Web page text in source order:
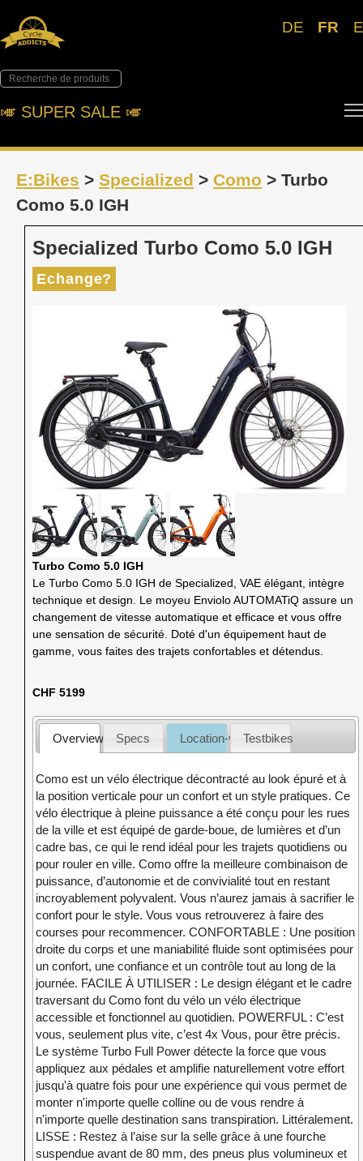
DE FR
🎺︎ SUPER SALE 🎺︎
E:Bikes > Specialized > Como > Turbo
Como 5.0 IGH
Specialized Turbo Como 5.0 IGH
Echange?
Turbo Como 5.0 IGH
Le Turbo Como 5.0 IGH de Specialized, VAE élégant, intègre
technique et design. Le moyeu Enviolo AUTOMATiQ assure un
changement de vitesse automatique et efficace et vous offre
une sensation de sécurité. Doté d'un équipement haut de
gamme, vous faites des trajets confortables et détendus.
CHF 5199
Overview Specs Location-venteTestbikes
Como est un vélo électrique décontracté au look épuré et à
la position verticale pour un confort et un style pratiques. Ce
vélo électrique à pleine puissance a été conçu pour les rues
de la ville et est équipé de garde-boue, de lumières et d’un
cadre bas, ce qui le rend idéal pour les trajets quotidiens ou
pour rouler en ville. Como offre la meilleure combinaison de
puissance, d’autonomie et de convivialité tout en restant
incroyablement polyvalent. Vous n’aurez jamais à sacrifier le
confort pour le style. Vous vous retrouverez à faire des
courses pour recommencer. CONFORTABLE : Une position
droite du corps et une maniabilité fluide sont optimisées pour
un confort, une confiance et un contrôle tout au long de la
journée. FACILE À UTILISER : Le design élégant et le cadre
traversant du Como font du vélo un vélo électrique
accessible et fonctionnel au quotidien. POWERFUL : C’est
vous, seulement plus vite, c’est 4x Vous, pour être précis.
Le système Turbo Full Power détecte la force que vous
appliquez aux pédales et amplifie naturellement votre effort
jusqu'à quatre fois pour une expérience qui vous permet de
monter n'importe quelle colline ou de vous rendre à
n'importe quelle destination sans transpiration. Littéralement.
LISSE : Restez à l’aise sur la selle grâce à une fourche
suspendue avant de 80 mm, des pneus plus volumineux et